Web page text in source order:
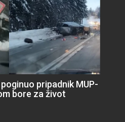
pripadnik MUP-
bore za život